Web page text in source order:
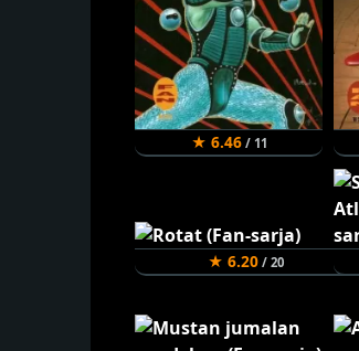
★ 6.46/ 11
★ 6.20/ 20